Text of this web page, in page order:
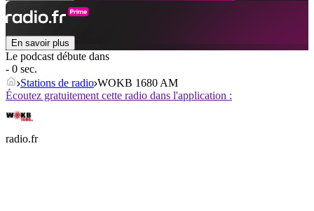
En savoir plus
Le podcast débute dans
- 0 sec.
Stations de radio WOKB 1680 AM
Écoutez gratuitement cette radio dans l'application :
radio.fr